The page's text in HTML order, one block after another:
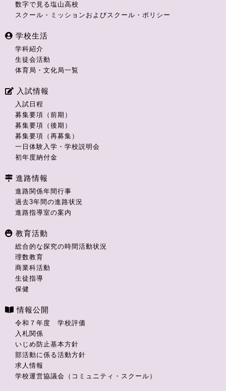
数字で見る塩山高校
スクール・ミッションおよびスクール・ポリシー
学校生活
学科紹介
生徒会活動
体育局・文化局一覧
入試情報
入試日程
募集要項（前期）
募集要項（後期）
募集要項（再募集）
一日体験入学・学校説明会
初年度納付金
進路情報
進路関係年間行事
過去3年間の進路状況
進路指導室の案内
教育活動
総合的な探究の時間活動状況
理数教育
商業科活動
生徒指導
保健
情報公開
令和７年度 学校評価
入札関係
いじめ防止基本方針
部活動に係る活動方針
求人情報
学校運営協議会（コミュニティ・スクール）